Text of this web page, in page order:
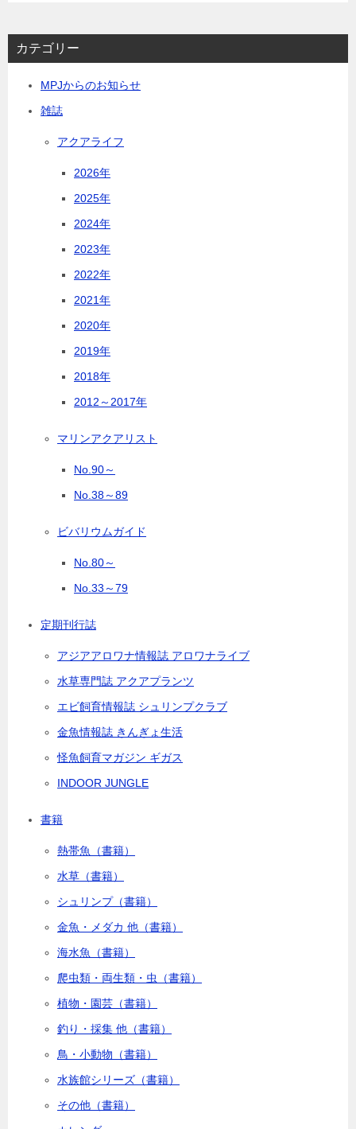
カテゴリー
MPJからのお知らせ
雑誌
アクアライフ
2026年
2025年
2024年
2023年
2022年
2021年
2020年
2019年
2018年
2012～2017年
マリンアクアリスト
No.90～
No.38～89
ビバリウムガイド
No.80～
No.33～79
定期刊行誌
アジアアロワナ情報誌 アロワナライブ
水草専門誌 アクアプランツ
エビ飼育情報誌 シュリンプクラブ
金魚情報誌 きんぎょ生活
怪魚飼育マガジン ギガス
INDOOR JUNGLE
書籍
熱帯魚（書籍）
水草（書籍）
シュリンプ（書籍）
金魚・メダカ 他（書籍）
海水魚（書籍）
爬虫類・両生類・虫（書籍）
植物・園芸（書籍）
釣り・採集 他（書籍）
鳥・小動物（書籍）
水族館シリーズ（書籍）
その他（書籍）